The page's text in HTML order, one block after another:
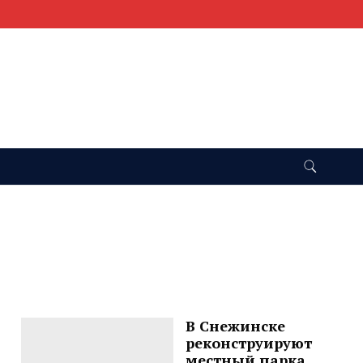
В Снежинске
реконструируют